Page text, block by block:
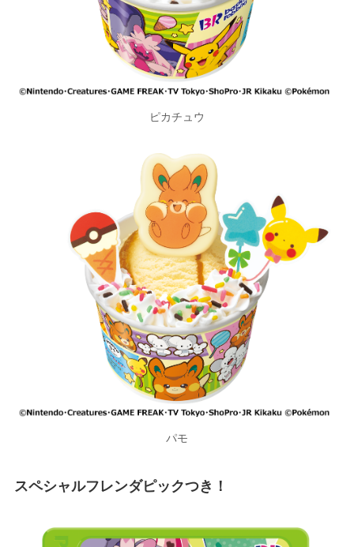
ピカチュウ
パモ
スペシャルフレンダピックつき！